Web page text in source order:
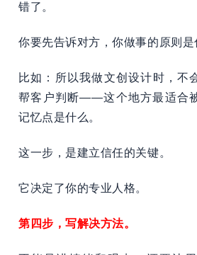
错了。
你要先告诉对方，你做事的原则是
比如：所以我做文创设计时，不
帮客户判断——这个地方最适合
记忆点是什么。
这一步，是建立信任的关键。
它决定了你的专业人格。
第四步，写解决方法。